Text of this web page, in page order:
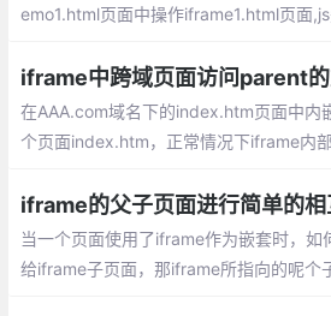
emo1.html页面中操作iframe1.html页面
ml这个页面的window
iframe中跨域页面访问parent
在AAA.com域名下的index.htm页面中内
个页面index.htm，正常情况下iframe内
但我们经常又需要做一些参数回传的事情
现方式就很好的解决了这个问题
iframe的父子页面进行简单的相
当一个页面使用了iframe作为嵌套时，如
给iframe子页面，那iframe所指向的呢个